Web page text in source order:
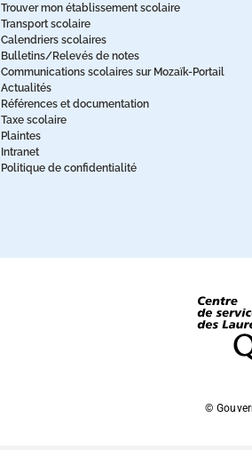
Trouver mon établissement scolaire
Transport scolaire
Calendriers scolaires
Bulletins/Relevés de notes
Communications scolaires sur Mozaïk-Portail
Actualités
Références et documentation
Taxe scolaire
Plaintes
Intranet
Politique de confidentialité
©